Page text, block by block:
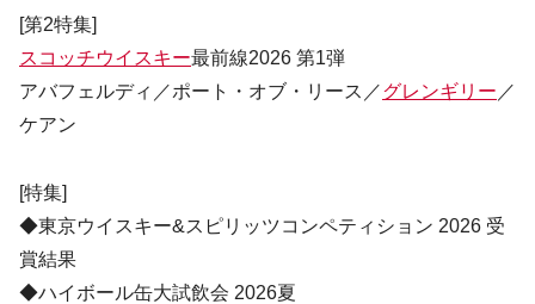
[第2特集]
スコッチウイスキー最前線2026 第1弾
アバフェルディ／ポート・オブ・リース／グレンギリー ／
ケアン
[特集]
◆東京ウイスキー&スピリッツコンペティション 2026 受
賞結果
◆ハイボール缶大試飲会 2026夏